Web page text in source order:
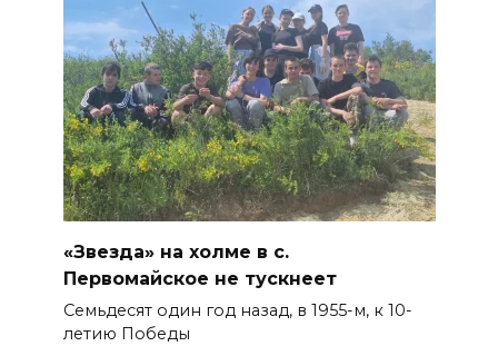
«Звезда» на холме в с.
Первомайское не тускнеет
Семьдесят один год назад, в 1955-м, к 10-
летию Победы